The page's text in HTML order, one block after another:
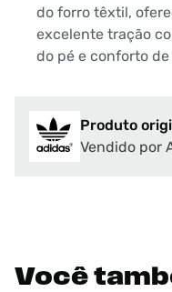
do forro têxtil,
excelente tração
do pé e conforto
Produto
Vendido por
Você